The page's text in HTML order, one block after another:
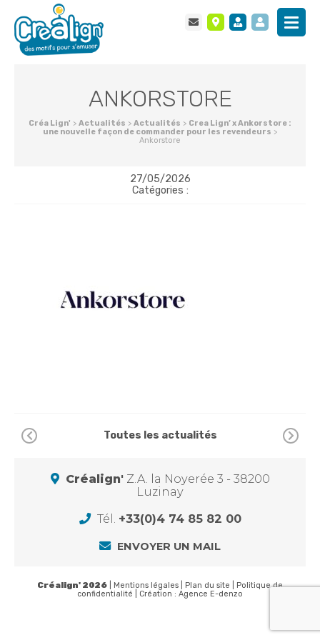
ANKORSTORE
Créa Lign' > Actualités > Actualités > Crea Lign’ x Ankorstore :
une nouvelle façon de commander pour les revendeurs >
Ankorstore
27/05/2026
Catégories :
Toutes les actualités
Créalign'Z.A. la Noyerée 3 - 38200
Luzinay
Tél. +33(0)4 74 85 82 00
ENVOYER UN MAIL
Créalign' 2026 Mentions légales Plan du site
Politique de
confidentialité | Création : Agence E-denzo